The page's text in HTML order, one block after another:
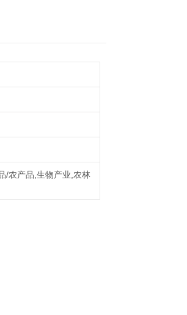
/农产品,生物产业,农林